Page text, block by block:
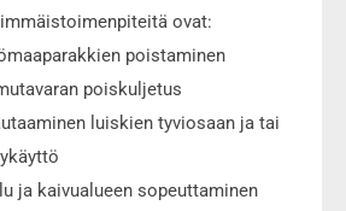
ovat:
poistaminen
poiskuljetus
luiskien tyviosaan ja tai
ja kaivualueen sopeuttaminen